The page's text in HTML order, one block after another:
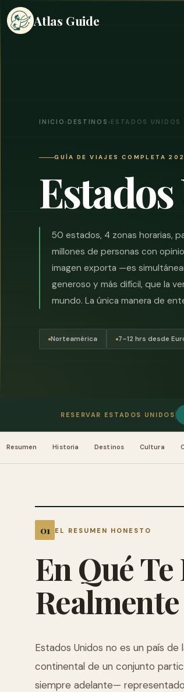
Atlas Guide
INICIO ›DESTINOS ›ESTADOS UNIDOS
GUÍA DE VIAJES COMPLETA
50 estados, 4 zonas horarias,
millones de personas con
imagen exporta —es
generoso y más difícil, que la
mundo. La única manera de
Norteamérica 7–12 hrs desde
RESERVAR ESTADOS UNIDOS
Resumen Historia Destinos Cultura
EL RESUMEN HONESTO
EnQuéTe
Realmente
Estados Unidos no es un país
continental de un conjunto
siempre adelante—